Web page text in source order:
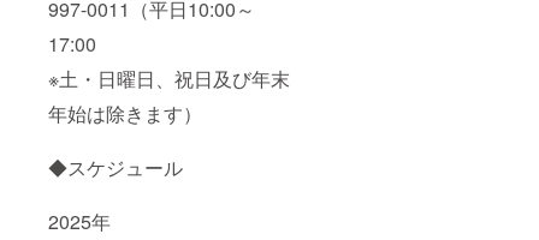
997-0011（平日10:00～
17:00
※土・日曜日、祝日及び年末
年始は除きます）
◆スケジュール
2025年